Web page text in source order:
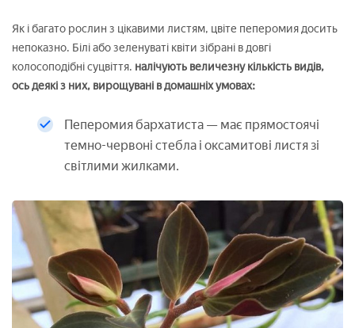
Як і багато рослин з цікавими листям, цвіте пеперомия досить
непоказно. Білі або зеленуваті квіти зібрані в довгі
колосоподібні суцвіття. налічують величезну кількість видів,
ось деякі з них, вирощувані в домашніх умовах:
Пеперомия бархатиста — має прямостоячі
темно-червоні стебла і оксамитові листя зі
світлими жилками.